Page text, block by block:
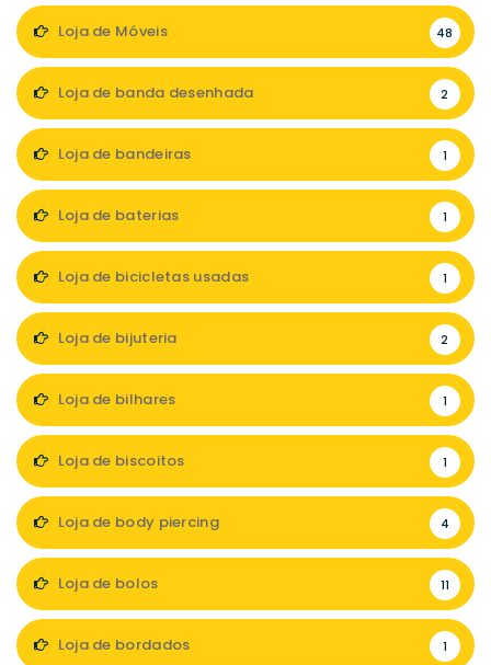
Loja de Móveis 48
Loja de banda desenhada 2
Loja de bandeiras 1
Loja de baterias 1
Loja de bicicletas usadas 1
Loja de bijuteria 2
Loja de bilhares 1
Loja de biscoitos 1
Loja de body piercing 4
Loja de bolos 11
Loja de bordados 1